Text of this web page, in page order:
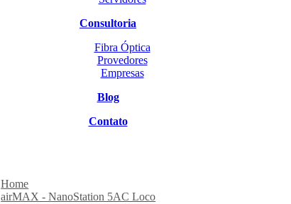
Consultoria
Fibra Óptica
Provedores
Empresas
Blog
Contato
Home
airMAX - NanoStation 5AC Loco